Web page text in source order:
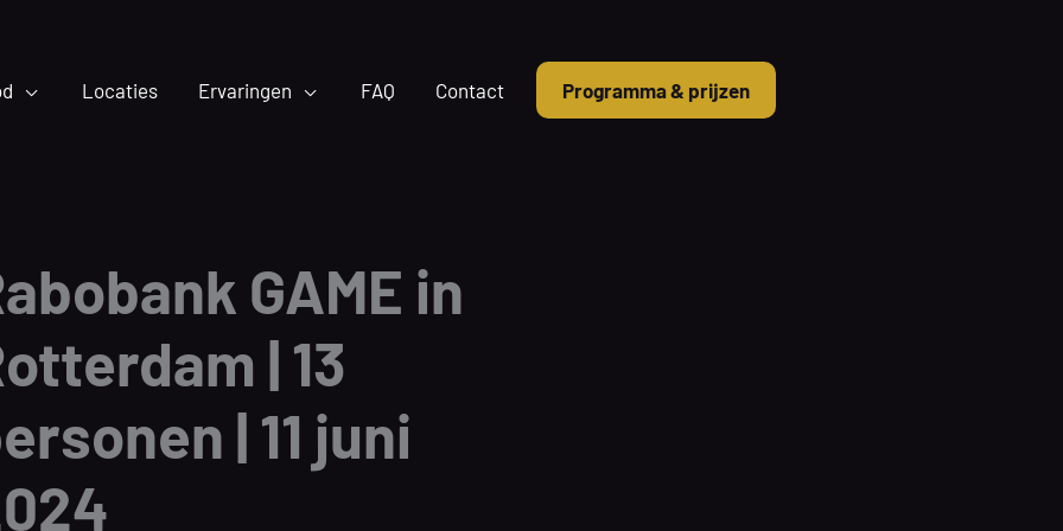
Locaties Ervaringen FAQ Contact Programma & prijzen
GAME in
| 13
| 11 juni